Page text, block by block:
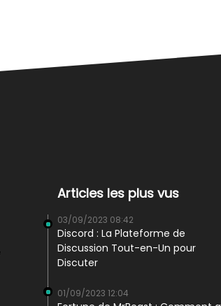
Articles les plus vus
03/09/2023 08:42
Discord : La Plateforme de
Discussion Tout-en-Un pour
Discuter
01/09/2023 12:04